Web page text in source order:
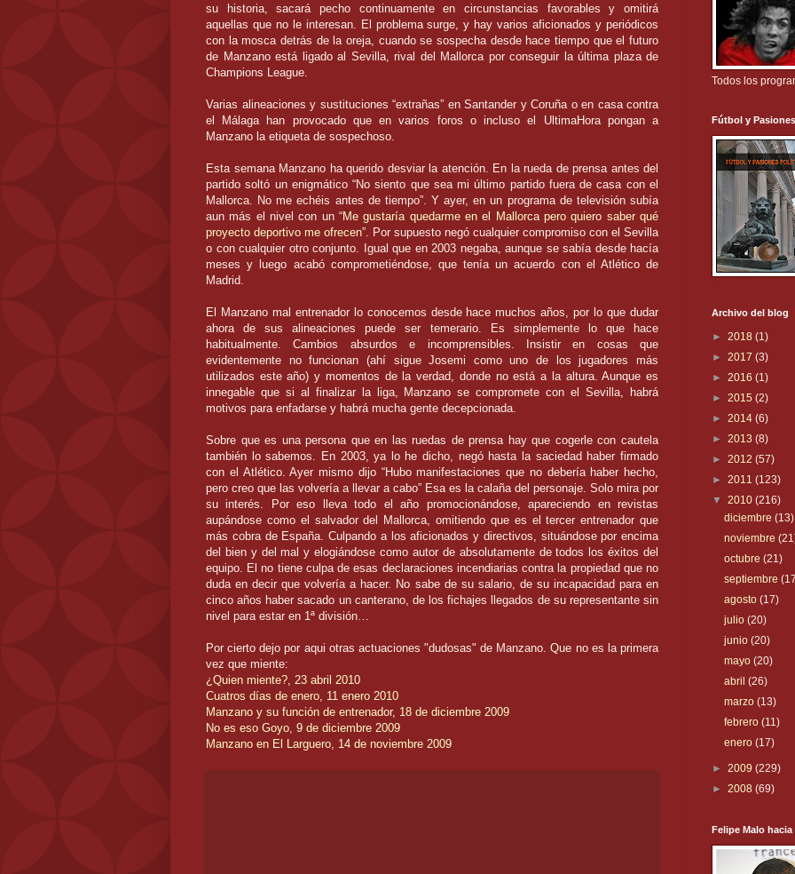
su historia, sacará pecho continuamente en circunstancias favorables y omitirá
aquellas que no le interesan. El problema surge, y hay varios aficionados y periódicos
con la mosca detrás de la oreja, cuando se sospecha desde hace tiempo que el futuro
de Manzano está ligado al Sevilla, rival del Mallorca por conseguir la última plaza de
Champions League
Varias alineaciones y sustituciones “extrañas” en Santander y Coruña o en casa contra
el Málaga han provocado que en varios foros o incluso el UltimaHorapongan a
Manzano la etiqueta de sospechoso.
Esta semana Manzano ha querido desviar la atención. En la rueda de prensa antes del
partido soltó un enigmático “No siento que sea mi último partido fuera de casa con el
Mallorca . No me echéis antes de tiempo”. Y ayer, en un programa de televisión subía
aun más el nivel con un “Me gustaría quedarme en el Mallorcapero quiero saber qué
proyecto deportivo me ofrecen”. Por supuesto negó cualquier compromiso con el Sevilla
o con cualquier otro conjunto. Igual que en 2003 negaba, aunque se sabía desde hacía
meses y luego acabó comprometiéndose, que tenía un acuerdo con el Atlético de
Madrid.
El Manzano mal entrenador lo conocemos desde hace muchos años, por lo que dudar
ahora de sus alineaciones puede ser temerario. Es simplemente lo que hace
habitualmente . Cambios absurdos e incomprensibles. Insistir en cosas que
evidentemente no funcionan (ahí sigueJosemi como uno de los jugadores más
utilizados este año) y momentos de la verdad, donde no está a la altura. Aunque es
innegable que si al finalizar la liga, Manzano se compromete con elSevilla , habrá
motivos para enfadarse y habrá mucha gente decepcionada.
Sobre que es una persona que en las ruedas de prensa hay que cogerle con cautela
también lo sabemos. En 2003, ya lo he dicho, negó hasta la saciedad haber firmado
con el Atlético. Ayer mismo dijo “Hubo manifestaciones que no debería haber hecho,
pero creo que las volvería a llevar a cabo” Esa es la calaña del personaje. Solo mira por
su interés. Por eso lleva todo el año promocionándose, apareciendo en revistas
aupándose como el salvador del Mallorca , omitiendo que es el tercer entrenador que
más cobra de España. Culpando a los aficionados y directivos, situándose por encima
del bien y del mal yelogiándose como autor de absolutamente de todos los éxitos del
equipo. El no tiene culpa de esas declaraciones incendiarias contra la propiedad que no
duda en decir que volvería a hacer. No sabe de su salario, de su incapacidad para en
cinco años haber sacado un canterano, de losfichajes llegados de su representantesin
nivel para estar en 1ª división…
Por cierto dejo por aqui otras actuaciones "dudosas" de Manzano. Que no es la primera
vez que miente:
¿Quien miente?, 23 abril 2010
Cuatros días de enero, 11 enero 2010
Manzano y su función de entrenador, 18 de diciembre 2009
No es eso Goyo , 9 de diciembre 2009
Manzano en El Larguero, 14 de noviembre 2009
Todos los
Fútbol y
Archivo del blog
► 2018 (1)
► 2017 (3)
► 2016 (1)
► 2015 (2)
► 2014 (6)
► 2013 (8)
► 2012 (57)
► 2011 (123)
▼ 2010 (216)
diciembre(13)
noviembre
octubre(21)
septiembre
agosto(17)
julio(20)
junio(20)
mayo(20)
abril(26)
marzo(13)
febrero(11)
enero(17)
► 2009 (229)
► 2008 (69)
Felipe Malo